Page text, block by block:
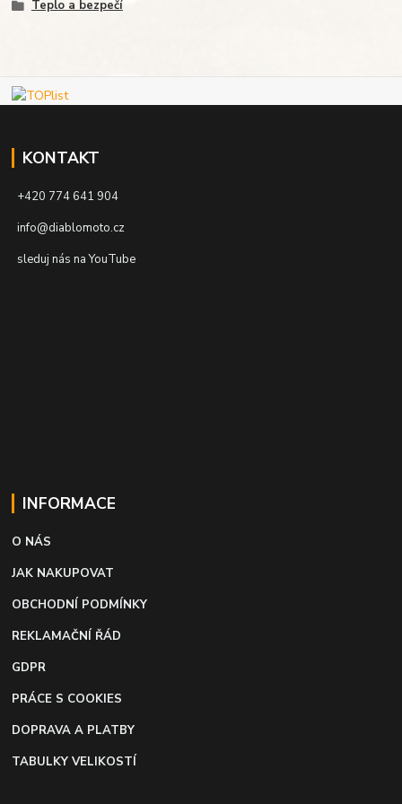
Teplo a bezpečí
KONTAKT
+420 774 641 904
info@diablomoto.cz
sleduj nás na YouTube
INFORMACE
O NÁS
JAK NAKUPOVAT
OBCHODNÍ PODMÍNKY
REKLAMAČNÍ ŘÁD
GDPR
PRÁCE S COOKIES
DOPRAVA A PLATBY
TABULKY VELIKOSTÍ